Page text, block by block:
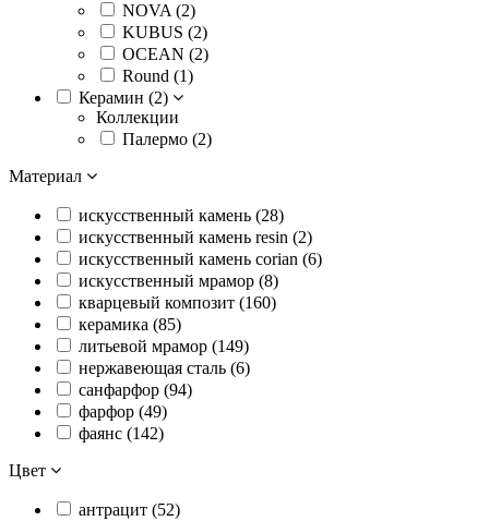
NOVA (2)
KUBUS (2)
OCEAN (2)
Round (1)
Керамин (2)
Коллекции
Палермо (2)
Материал
искусственный камень (28)
искусственный камень resin (2)
искусственный камень сorian (6)
искусственный мрамор (8)
кварцевый композит (160)
керамика (85)
литьевой мрамор (149)
нержавеющая сталь (6)
санфарфор (94)
фарфор (49)
фаянс (142)
Цвет
антрацит (52)